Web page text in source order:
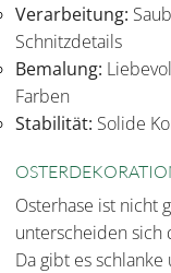
Verarbeitung:
Schnitzdetails
Bemalung:
Farben
Stabilität: Solide
Osterhase ist nicht
unterscheiden sich
Da gibt es